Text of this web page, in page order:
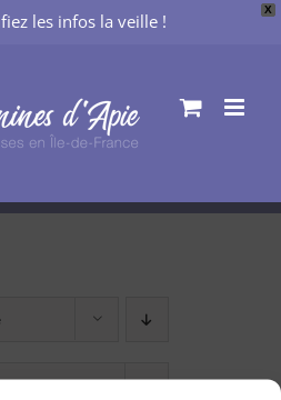
X
les infos la veille !